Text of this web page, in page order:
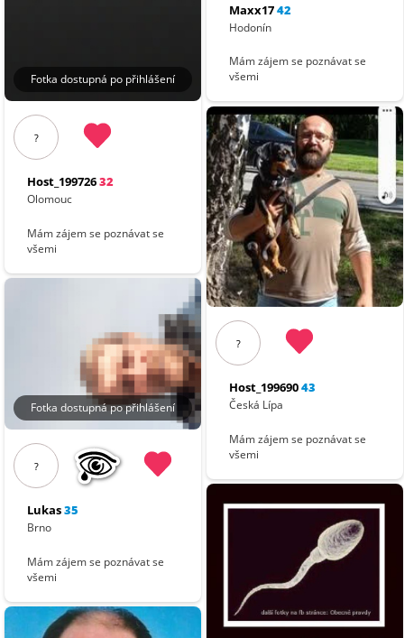
Fotka dostupná po přihlášení
?
Host_19972632
Olomouc
Mám zájem se poznávat se
všemi
Fotka dostupná po přihlášení
?
Lukas35
Brno
Mám zájem se poznávat se
všemi
Maxx1742
Hodonín
Mám zájem se poznávat se
všemi
?
Host_19969043
Česká Lípa
Mám zájem se poznávat se
všemi